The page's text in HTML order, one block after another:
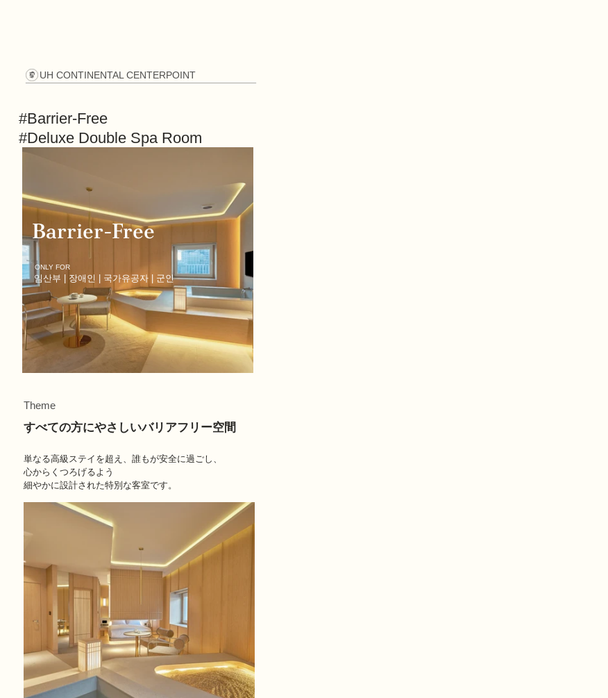
Theme
単なる高級ステイを超え、誰もが安全に過ごし、
心からくつろげるよう
細やかに設計された特別な客室です。
すべての方にやさしいバリアフリー空間
#Barrier-Free
#Deluxe Double Spa Room
Barrier-Free
ONLY FOR
임산부 | 장애인 | 국가유공자 | 군인
UH CONTINENTAL CENTERPOINT